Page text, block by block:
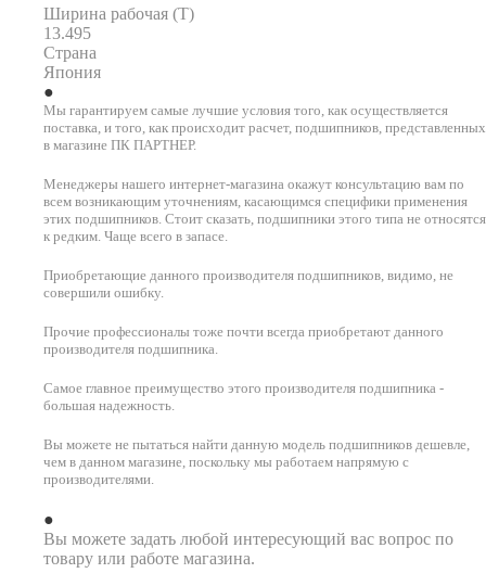
Ширина рабочая (T)
13.495
Страна
Япония
Мы гарантируем самые лучшие условия того, как осуществляется
поставка, и того, как происходит расчет, подшипников, представленных
в магазине ПК ПАРТНЕР.
Менеджеры нашего интернет-магазина окажут консультацию вам по
всем возникающим уточнениям, касающимся специфики применения
этих подшипников. Стоит сказать, подшипники этого типа не относятся
к редким. Чаще всего в запасе.
Приобретающие данного производителя подшипников, видимо, не
совершили ошибку.
Прочие профессионалы тоже почти всегда приобретают данного
производителя подшипника.
Самое главное преимущество этого производителя подшипника -
большая надежность.
Вы можете не пытаться найти данную модель подшипников дешевле,
чем в данном магазине, поскольку мы работаем напрямую с
производителями.
Вы можете задать любой интересующий вас вопрос по
товару или работе магазина.